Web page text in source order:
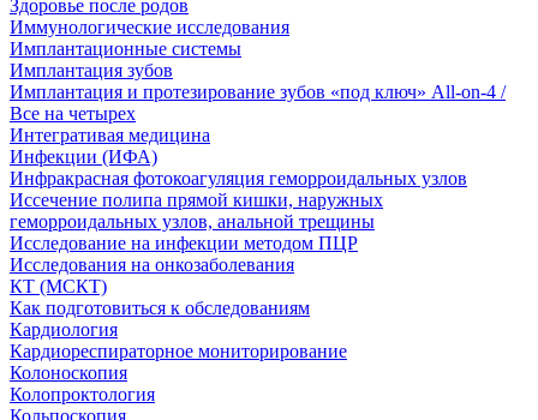
Здоровье после родов
Иммунологические исследования
Имплантационные системы
Имплантация зубов
Имплантация и протезирование зубов «под ключ» All-on-4 /
Все на четырех
Интегративая медицина
Инфекции (ИФА)
Инфракрасная фотокоагуляция геморроидальных узлов
Иссечение полипа прямой кишки, наружных
геморроидальных узлов, анальной трещины
Исследование на инфекции методом ПЦР
Исследования на онкозаболевания
КТ (МСКТ)
Как подготовиться к обследованиям
Кардиология
Кардиореспираторное мониторирование
Колоноскопия
Колопроктология
Кольпоскопия